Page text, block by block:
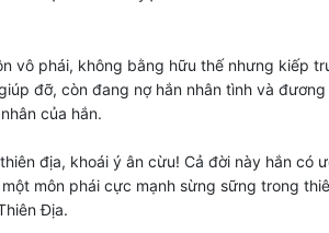
vô phái, không bằng hữu thế nhưng kiếp
đỡ, còn đang nợ hắn nhân tình và đương
của hắn.
địa, khoái ý ân cừu! Cả đời này hắn có
môn phái cực mạnh sừng sững trong
Địa.